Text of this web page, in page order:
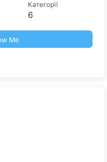
Категорії
6
Me